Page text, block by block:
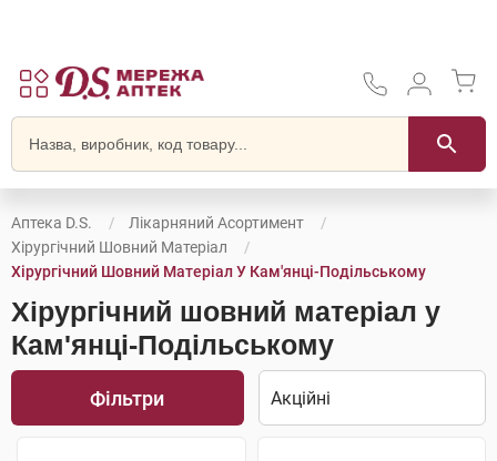
Аптека D.S.
Лікарняний Асортимент
Хірургічний Шовний Матеріал
Хірургічний Шовний Матеріал У Кам'янці-Подільському
Хірургічний шовний матеріал у
Кам'янці-Подільському
Фільтри